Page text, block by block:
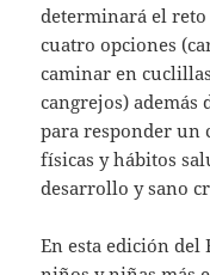
determinará el
cuatro opciones
caminar en
cangrejos)
para responder un
físicas y hábitos
desarrollo y sano
En esta edición del